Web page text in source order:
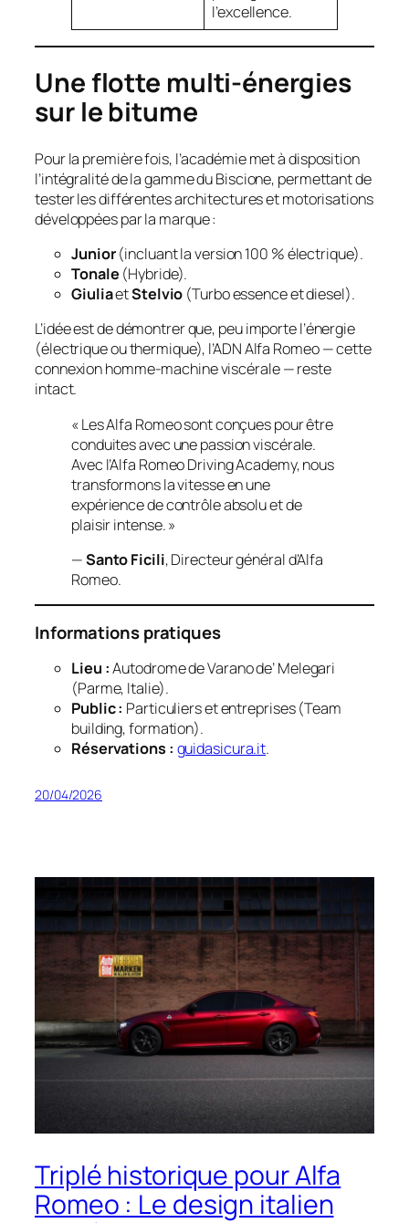
l’excellence.
Une flotte multi-énergies
sur le bitume
Pour la première fois, l’académie met à disposition
l’intégralité de la gamme du Biscione, permettant de
tester les différentes architectures et motorisations
développées par la marque :
Junior(incluant la version 100 % électrique).
Tonale (Hybride).
GiuliaetStelvio (Turbo essence et diesel).
L’idée est de démontrer que, peu importe l’énergie
(électrique ou thermique), l’ADN Alfa Romeo — cette
connexion homme-machine viscérale — reste
intact.
« Les Alfa Romeo sont conçues pour être
conduites avec une passion viscérale.
Avec l’Alfa Romeo Driving Academy, nous
transformons la vitesse en une
expérience de contrôle absolu et de
plaisir intense. »
—Santo Ficili, Directeur général d’Alfa
Romeo.
Informations pratiques
Lieu :Autodrome de Varano de’ Melegari
(Parme, Italie).
Public : Particuliers et entreprises (Team
building, formation).
Réservations : guidasicura.it.
20/04/2026
Triplé historique pour Alfa
Romeo : Le design italien